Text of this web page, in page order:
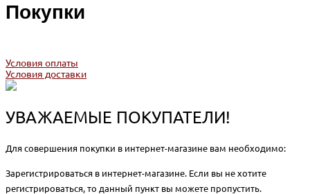
Покупки
Условия оплаты
Условия доставки
УВАЖАЕМЫЕ ПОКУПАТЕЛИ!
Для совершения покупки в интернет-магазине вам необходимо:
Зарегистрироваться в интернет-магазине. Если вы не хотите
регистрироваться, то данный пункт вы можете пропустить.